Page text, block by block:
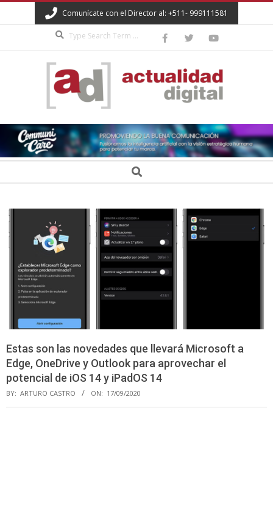
to
Comunícate con el Director al: +511- 999111581
ACTUALIDAD
DIGITAL Search
Estas son las novedades que llevará Microsoft a
Edge, OneDrive y Outlook para aprovechar el
potencial de iOS 14 y iPadOS 14
BY: ARTURO CASTRO ON: 17/09/2020